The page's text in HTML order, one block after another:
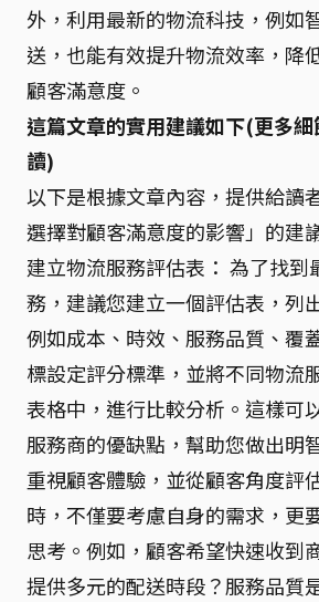
外，利用最新的物流科技，例如
送，也能有效提升物流效率，降
顧客滿意度。
這篇文章的實用建議如下(更多
讀)
以下是根據文章內容，提供給讀
選擇對顧客滿意度的影響」的建
建立物流服務評估表： 為了找到
務，建議您建立一個評估表，列
例如成本、時效、服務品質、覆
標設定評分標準，並將不同物流
表格中，進行比較分析。這樣可
服務商的優缺點，幫助您做出明
重視顧客體驗，並從顧客角度評
時，不僅要考慮自身的需求，更
思考。例如，顧客希望快速收到
提供多元的配送時段？服務品質